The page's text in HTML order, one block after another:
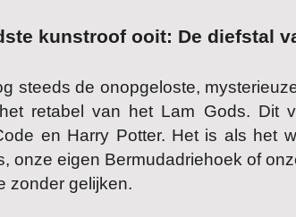
kunstroof ooit: De diefstal
steeds de onopgeloste,
retabel van het Lam Gods. Dit
en Harry Potter. Het is als het
onze eigen Bermudadriehoek of
zonder gelijken.